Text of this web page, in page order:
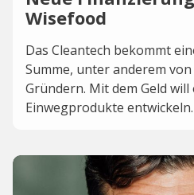
Wisefood
Das Cleantech bekommt
Summe, unter anderem
Gründern. Mit dem Geld will
Einwegprodukte entwickeln.